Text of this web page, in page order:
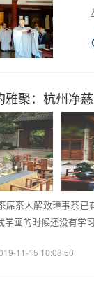
聚：杭州净
席茶人解致璋事茶
学画的时候还没有学
11-15 10:08:50